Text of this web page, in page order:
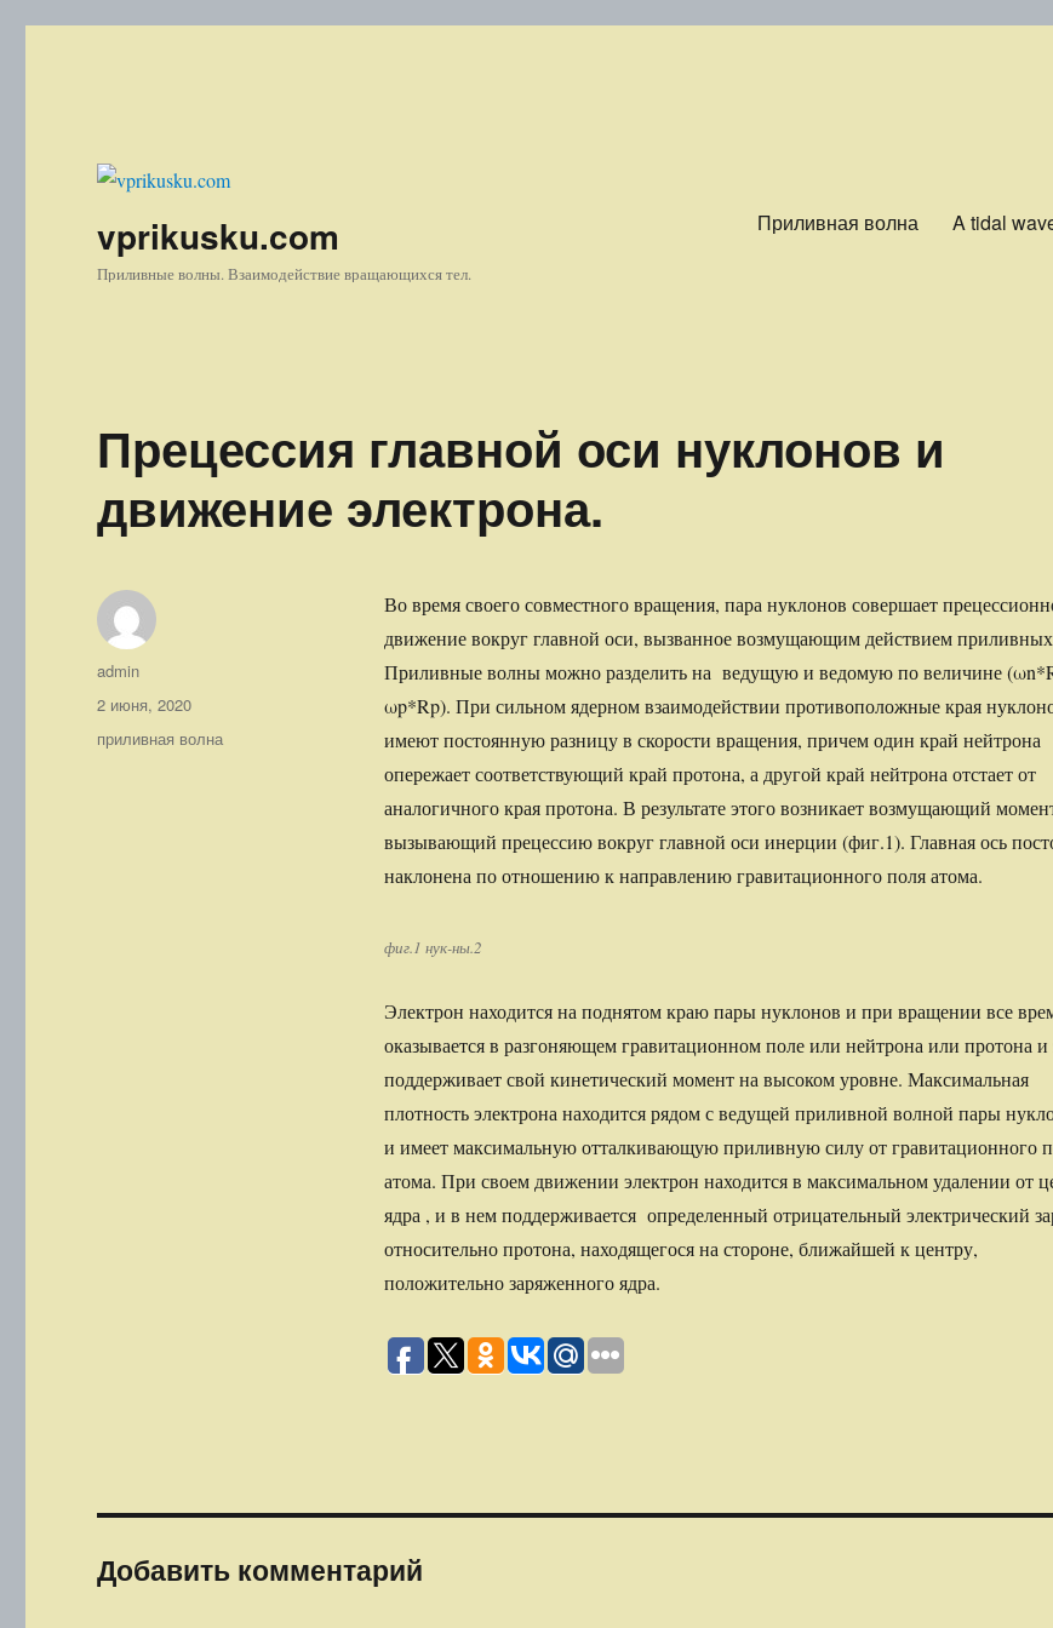
vprikusku.com
Приливные волны. Взаимодействие вращающихся тел.
Приливная волна A tidal
Прецессия главной оси нуклонов и
движение электрона.
Во время своего совместного вращения, пара нуклонов совершает
движение вокруг главной оси, вызванное возмущающим действием
Приливные волны можно разделить на ведущую и ведомую по величине
ωp*Rp). При сильном ядерном взаимодействии противоположные края
имеют постоянную разницу в скорости вращения, причем один край нейтрона
опережает соответствующий край протона, а другой край нейтрона отстает от
аналогичного края протона. В результате этого возникает возмущающий
вызывающий прецессию вокруг главной оси инерции (фиг.1). Главная ось
наклонена по отношению к направлению гравитационного поля атома.
фиг.1 нук-ны.2
Электрон находится на поднятом краю пары нуклонов и при вращении все
оказывается в разгоняющем гравитационном поле или нейтрона или протона
поддерживает свой кинетический момент на высоком уровне. Максимальная
плотность электрона находится рядом с ведущей приливной волной пары
и имеет максимальную отталкивающую приливную силу от гравитационного
атома. При своем движении электрон находится в максимальном удалении от
ядра , и в нем поддерживается определенный отрицательный электрический
относительно протона, находящегося на стороне, ближайшей к центру,
положительно заряженного ядра.
Автор
admin
Опубликовано
2 июня, 2020
Рубрики
приливная волна
Добавить комментарий